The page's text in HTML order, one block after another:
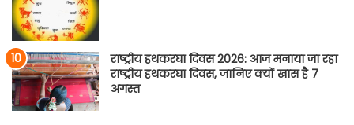
राष्ट्रीय हथकरघा दिवस 2026: आज मनाया जा रहा
राष्ट्रीय हथकरघा दिवस, जानिए क्यों खास है 7
अगस्त